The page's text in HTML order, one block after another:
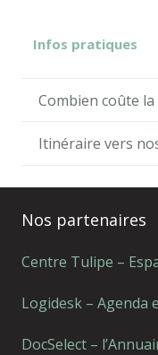
Infos pratiques
Combien coûte
Itinéraire vers
Nos partenaires
Centre Tulipe –
Logidesk – Agenda
DocSelect –